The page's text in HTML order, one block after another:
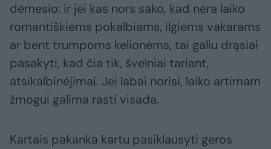
dėmesio: ir jei kas nors sako, kad nėra laiko
romantiškiems pokalbiams, ilgiems vakarams
ar bent trumpoms kelionėms, tai galiu drąsiai
pasakyti, kad čia tik, švelniai tariant,
atsikalbinėjimai. Jei labai norisi, laiko artimam
žmogui galima rasti visada.
Kartais pakanka kartu pasiklausyti geros